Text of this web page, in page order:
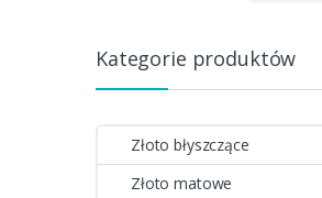
Kategorie produktów
Złoto błyszczące
Złoto matowe